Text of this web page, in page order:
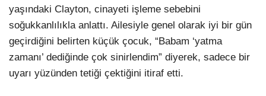
yaşındaki Clayton, cinayeti işleme sebebini
soğukkanlılıkla anlattı. Ailesiyle genel olarak iyi bir gün
geçirdiğini belirten küçük çocuk, “Babam ‘yatma
zamanı’ dediğinde çok sinirlendim” diyerek, sadece bir
uyarı yüzünden tetiği çektiğini itiraf etti.